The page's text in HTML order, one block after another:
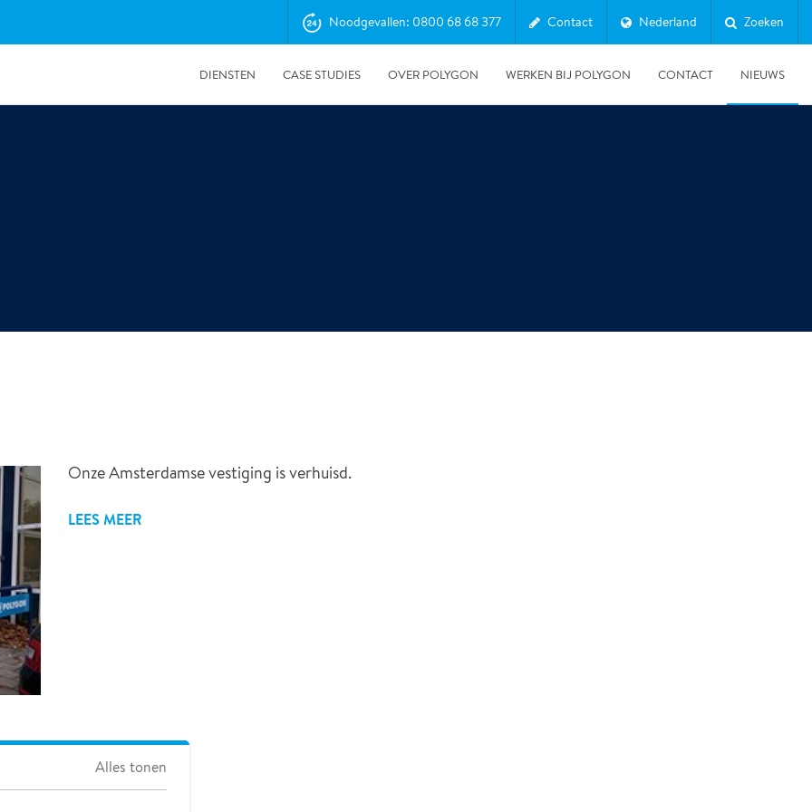
Noodgevallen: 0800 68 68 377 Contact Nederland Zoeken
DIENSTEN CASE STUDIES OVER POLYGON WERKEN BIJ POLYGON CONTACT NIEUWS
Onze Amsterdamse vestiging is verhuisd.
LEES MEER
Alles tonen